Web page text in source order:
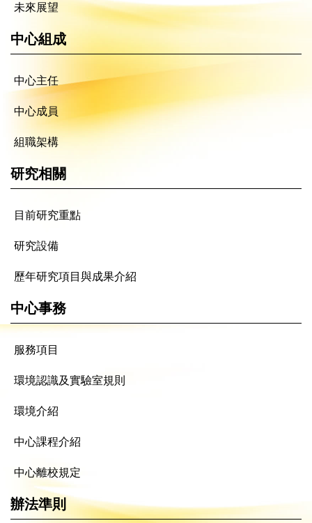
未來展望
中心組成
中心主任
中心成員
組職架構
研究相關
目前研究重點
研究設備
歷年研究項目與成果介紹
中心事務
服務項目
環境認識及實驗室規則
環境介紹
中心課程介紹
中心離校規定
辦法準則